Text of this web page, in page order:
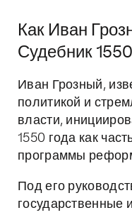
Как Иван
Судебник
Иван Грозный,
политикой и
власти,
1550 года как
программы
Под его
государственные